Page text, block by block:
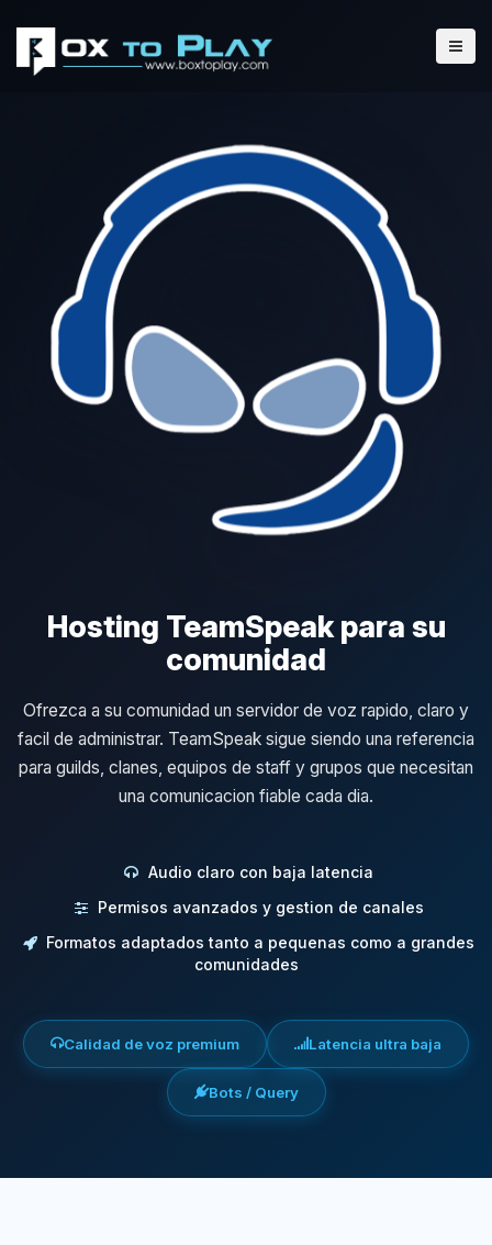
Hosting TeamSpeak para su
comunidad
Ofrezca a su comunidad un servidor de voz rapido, claro y
facil de administrar. TeamSpeak sigue siendo una referencia
para guilds, clanes, equipos de staff y grupos que necesitan
una comunicacion fiable cada dia.
Audio claro con baja latencia
Permisos avanzados y gestion de canales
Formatos adaptados tanto a pequenas como a grandes
comunidades
Calidad de voz premium Latencia ultra baja
Bots / Query